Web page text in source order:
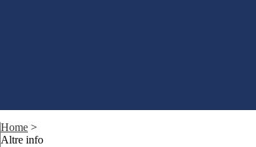
Home >
Altre info